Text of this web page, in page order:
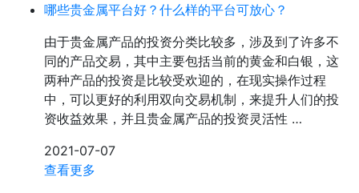
哪些贵金属平台好？什么样的平台可放心？
由于贵金属产品的投资分类比较多，涉及到了许多不
同的产品交易，其中主要包括当前的黄金和白银，这
两种产品的投资是比较受欢迎的，在现实操作过程
中，可以更好的利用双向交易机制，来提升人们的投
资收益效果，并且贵金属产品的投资灵活性 …
2021-07-07
查看更多